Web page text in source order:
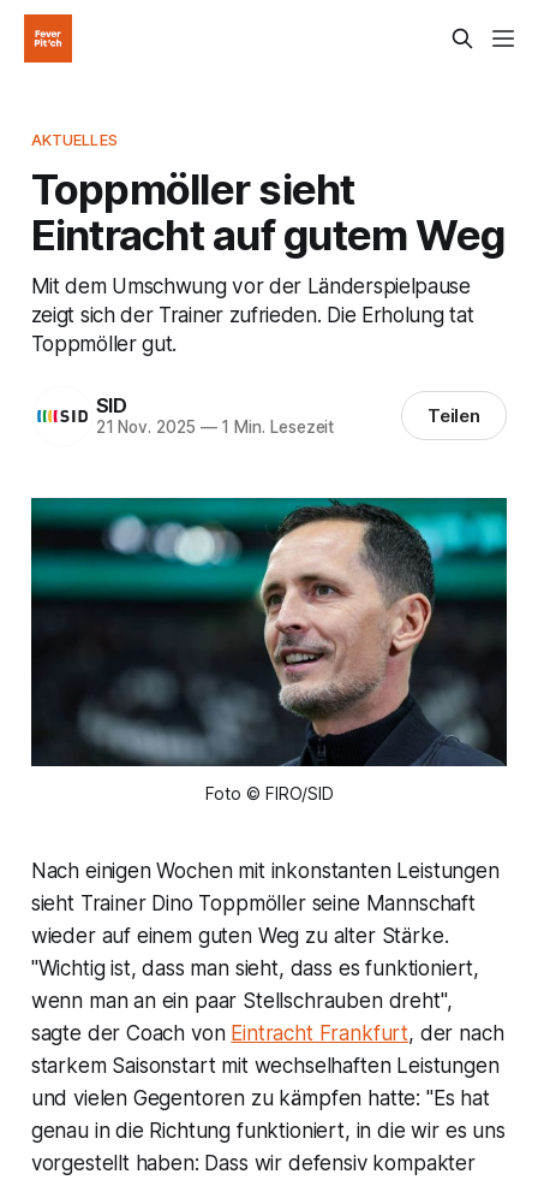
AKTUELLES
Toppmöller sieht
Eintracht auf gutem Weg
Mit dem Umschwung vor der Länderspielpause
zeigt sich der Trainer zufrieden. Die Erholung tat
Toppmöller gut.
SID
21 Nov. 2025 —1 Min. Lesezeit Teilen
Foto © FIRO/SID
Nach einigen Wochen mit inkonstanten Leistungen
sieht Trainer Dino Toppmöller seine Mannschaft
wieder auf einem guten Weg zu alter Stärke.
"Wichtig ist, dass man sieht, dass es funktioniert,
wenn man an ein paar Stellschrauben dreht",
sagte der Coach von Eintracht Frankfurt, der nach
starkem Saisonstart mit wechselhaften Leistungen
und vielen Gegentoren zu kämpfen hatte: "Es hat
genau in die Richtung funktioniert, in die wir es uns
vorgestellt haben: Dass wir defensiv kompakter